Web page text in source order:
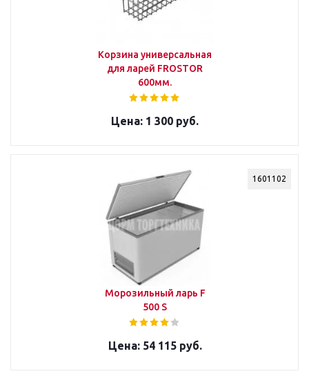
Корзина универсальная
для ларей FROSTOR
600мм.
1 300 руб.
1601102
Морозильный ларь F
500 S
54 115 руб.